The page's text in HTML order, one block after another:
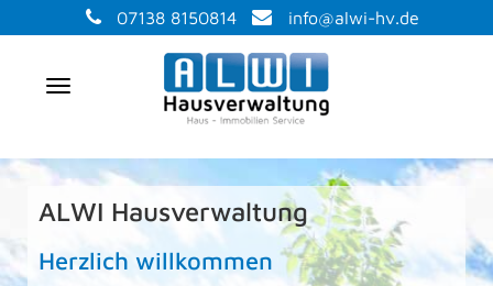
07138 8150814 info@alwi-hv.de
Navigation
ALWI Hausverwaltung
Herzlich willkommen